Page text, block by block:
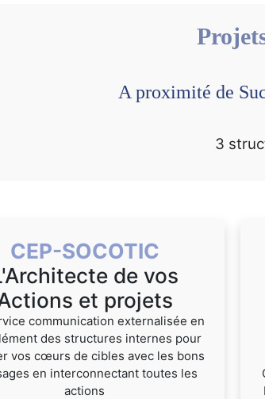
A proximité de
3
CEP-SOCOTIC
de vos
et projets
communication externalisée en
des structures internes pour
vos cœurs de cibles avec les bons
en interconnectant toutes les
actions